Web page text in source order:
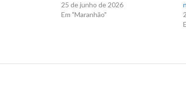
25 de junho de 2026
Em "Maranhão"